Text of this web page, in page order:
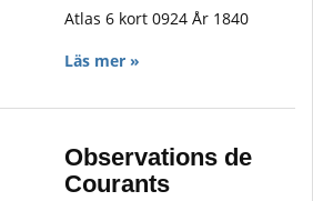
Atlas 6 kort 0924 År 1840
Läs mer »
Observations de
Courants